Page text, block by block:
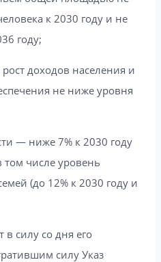
к 2030 году и не
году;
доходов населения и
не ниже уровня
— ниже 7% к 2030 году
том числе уровень
(до 12% к 2030 году и
в силу со дня его
силу Указ